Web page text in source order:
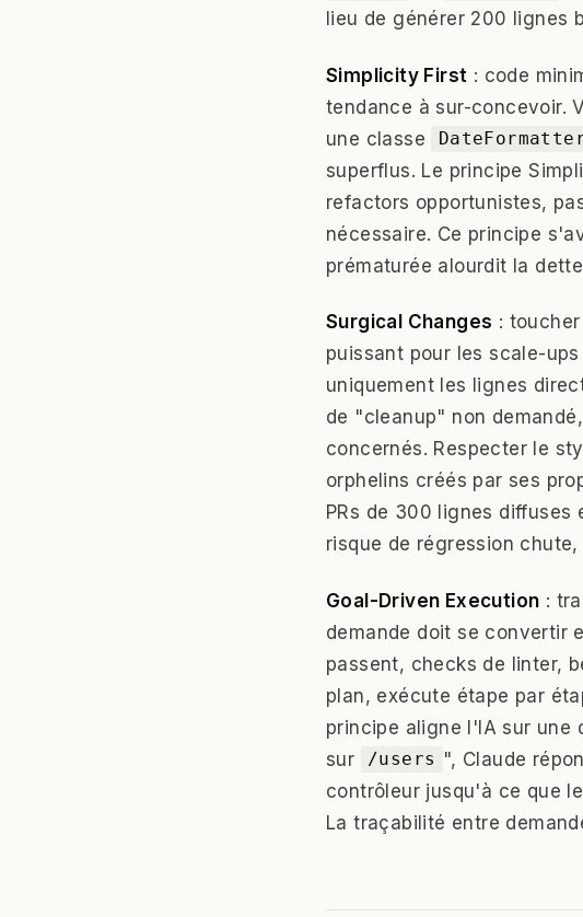
lieu de générer 200 lignes
Simplicity First : code
tendance à sur-concevoir.
une classe
superflus. Le principe
refactors opportunistes,
nécessaire. Ce principe
prématurée alourdit la
Surgical Changes :
puissant pour les scale-
uniquement les lignes
de "cleanup" non
concernés. Respecter le
orphelins créés par ses
PRs de 300 lignes diffuses
risque de régression
Goal-Driven Execution :
demande doit se convertir
passent, checks de linter,
plan, exécute étape par
principe aligne l'IA sur une
sur
/users ", Claude
contrôleur jusqu'à ce que
La traçabilité entre